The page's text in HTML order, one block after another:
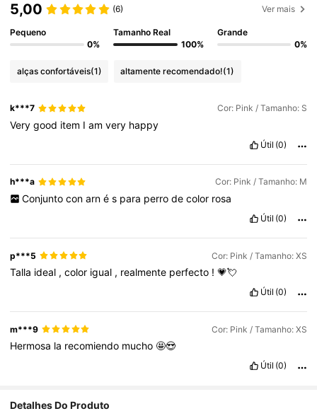
5,00 (6) Ver mais
Pequeno
0%
Tamanho Real
100%
Grande
0%
alças confortáveis(1) altamente recomendado!(1)
k***7 Cor: Pink / Tamanho: S
Verygood item Iamvery happy
Útil (0)
h***a Cor: Pink / Tamanho: M
Conjunto con arn é s para perro de color rosa
Útil (0)
p***5 Cor: Pink / Tamanho: XS
Talla ideal ,color igual , realmente perfecto !💗💘
Útil (0)
m***9 Cor: Pink / Tamanho: XS
Hermosa la recomiendo mucho🤩😍
Útil (0)
Detalhes Do Produto